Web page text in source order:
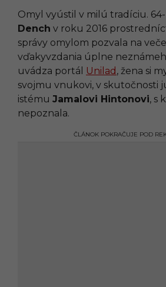
1
1
.
2
0
2
1
0
0
:
0
Omyl vyústil v milú tradíciu.
Dench v roku 2016
správy omylom pozvala na
vďakyvzdania úplne
uvádza portál
Unilad , žena si
svojmu vnukovi, v skutočnosti
istému Jamalovi Hintonovi, s
nepoznala.
ČLÁNOK POKRAČUJE POD